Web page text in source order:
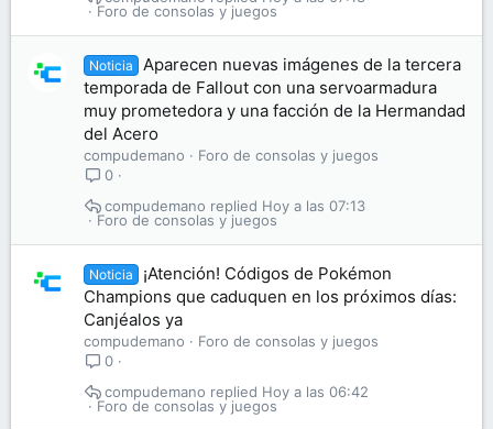
Foro de consolas y juegos
Noticia
Aparecen nuevas imágenes de la tercera
temporada de Fallout con una servoarmadura
muy prometedora y una facción de la Hermandad
del Acero
compudemano
Foro de consolas y juegos
0
Foro de consolas y juegos
Hoy a las 07:13
compudemano
Noticia
¡Atención! Códigos de Pokémon
Champions que caduquen en los próximos días:
Canjéalos ya
compudemano
Foro de consolas y juegos
0
Foro de consolas y juegos
Hoy a las 06:42
compudemano